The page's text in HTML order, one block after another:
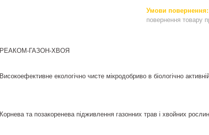
повернення товару
РЕАКОМ-ГАЗОН-ХВОЯ
Високоефективне екологічно чисте мікродобриво в біологічно
Корнева та позакоренева підживлення газонних трав і хвойних рослин.